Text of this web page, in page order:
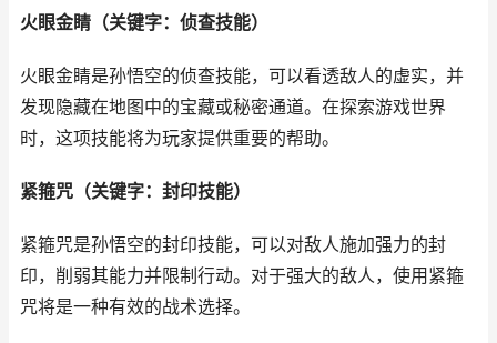
火眼金睛（关键字：侦查技能）
火眼金睛是孙悟空的侦查技能，可以看透敌人的虚实，并
发现隐藏在地图中的宝藏或秘密通道。在探索游戏世界
时，这项技能将为玩家提供重要的帮助。
紧箍咒（关键字：封印技能）
紧箍咒是孙悟空的封印技能，可以对敌人施加强力的封
印，削弱其能力并限制行动。对于强大的敌人，使用紧箍
咒将是一种有效的战术选择。